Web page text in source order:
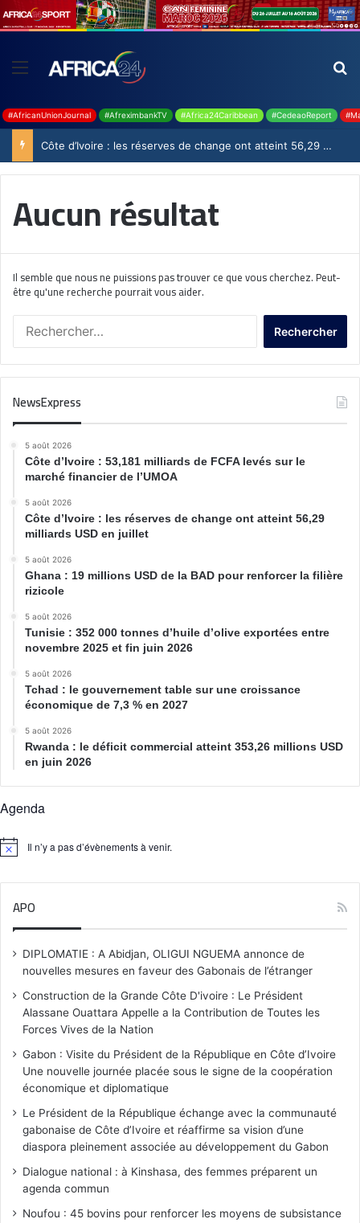
#AfricanUnionJournal #AfreximbankTV #Africa24Caribbean #CedeaoReport
Côte d’Ivoire : les réserves de change ont atteint 56,29 milliards USD en juillet
Aucun résultat
Il semble que nous ne puissions pas trouver ce que vous cherchez. Peut-
être qu'une recherche pourrait vous aider.
NewsExpress
5 août 2026
Côte d’Ivoire : 53,181 milliards de FCFA levés sur le
marché financier de l’UMOA
5 août 2026
Côte d’Ivoire : les réserves de change ont atteint 56,29
milliards USD en juillet
5 août 2026
Ghana : 19 millions USD de la BAD pour renforcer la filière
rizicole
5 août 2026
Tunisie : 352 000 tonnes d’huile d’olive exportées entre
novembre 2025 et fin juin 2026
5 août 2026
Tchad : le gouvernement table sur une croissance
économique de 7,3 % en 2027
5 août 2026
Rwanda : le déficit commercial atteint 353,26 millions USD
en juin 2026
Agenda
N
Il n’y a pas d’évènements à venir.
APO
DIPLOMATIE : A Abidjan, OLIGUI NGUEMA annonce de
nouvelles mesures en faveur des Gabonais de l’étranger
Construction de la Grande Côte D'ivoire : Le Président
Alassane Ouattara Appelle a la Contribution de Toutes les
Forces Vives de la Nation
Gabon : Visite du Président de la République en Côte d’Ivoire
Une nouvelle journée placée sous le signe de la coopération
économique et diplomatique
Le Président de la République échange avec la communauté
gabonaise de Côte d’Ivoire et réaffirme sa vision d’une
diaspora pleinement associée au développement du Gabon
Dialogue national : à Kinshasa, des femmes préparent un
agenda commun
Noufou : 45 bovins pour renforcer les moyens de subsistance